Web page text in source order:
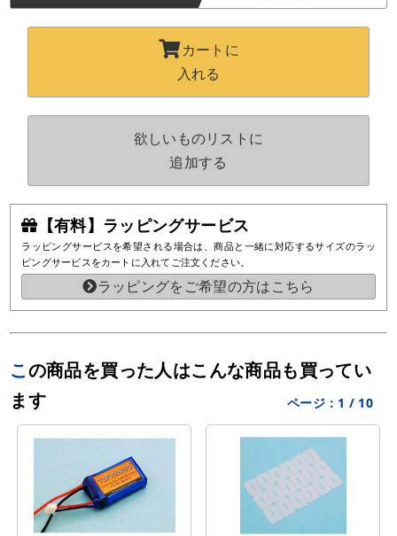
【有料】ラッピングサービス
ラッピングサービスを希望される場合は、商品と一緒に対応するサイズのラッ
ピングサービスをカートに入れてご注文ください。
ラッピングをご希望の方はこちら
カートに
入れる
欲しいものリストに
追加する
この商品を買った人はこんな商品も買ってい
ます
ページ： 1 / 10